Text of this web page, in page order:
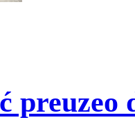
preuzeo